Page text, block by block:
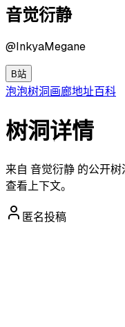
音觉衍静
@InkyaMegane
B站
泡泡树洞画廊地址百科
树洞详情
来自 音觉衍静 的公开
查看上下文。
匿名投稿